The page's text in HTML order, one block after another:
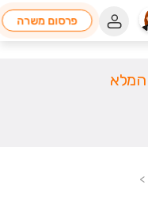
פרסום משרה
>